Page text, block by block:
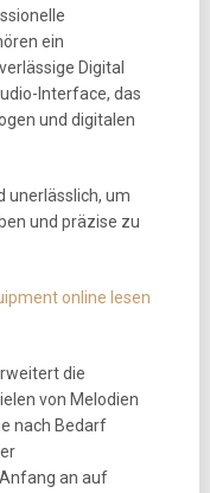
ein
Digital
Interface, das
und digitalen
unerlässlich, um
und präzise zu
online lesen
die
von Melodien
nach Bedarf
an auf